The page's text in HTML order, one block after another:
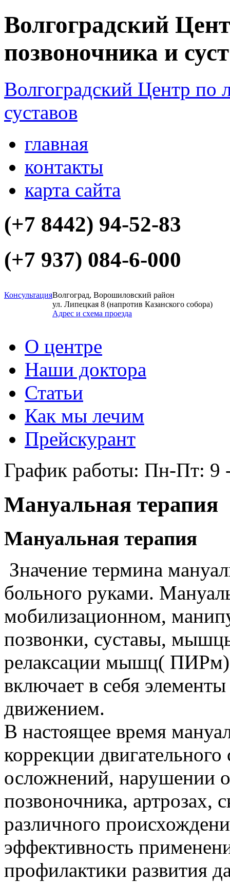
Волгоградский
позвоночника и
Волгоградский Центр по
суставов
главная
контакты
карта сайта
(+7 8442) 94-52-83
(+7 937) 084-6-000
КонсультацияВолгоград, Ворошиловский район
ул. Липецкая 8 (напротив Казанского собора)
Адрес и схема проезда
О центре
Наши доктора
Статьи
Как мы лечим
Прейскурант
График работы: Пн-Пт: 9
Мануальная терапия
Мануальная терапия
Значение термина
больного руками.
мобилизационном,
позвонки, суставы,
релаксации мышц(
включает в себя
движением.
В настоящее время
коррекции
осложнений, нарушении
позвоночника, артрозах,
различного
эффективность
профилактики развития